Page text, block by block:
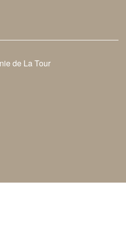
de La Tour